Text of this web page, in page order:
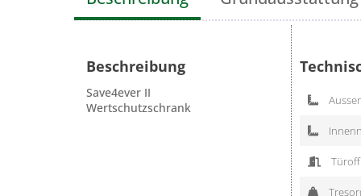
Beschreibung
Save4ever II
Wertschutzschrank